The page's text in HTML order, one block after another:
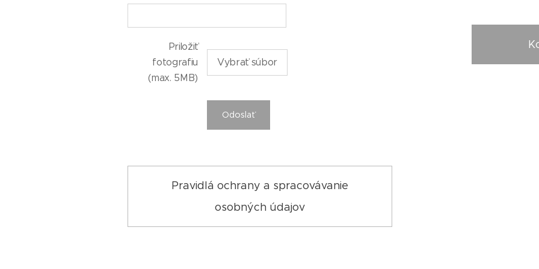
Priložiť
fotografiu
(max. 5MB)
Vybrať súbor
Odoslať
Pravidlá ochrany a spracovávanie
osobných údajov